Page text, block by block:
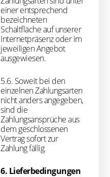
einer entsprechend
bezeichneten
Schaltfläche auf unserer
Internetpräsenz oder im
jeweiligen Angebot
ausgewiesen.
5.6. Soweit bei den
einzelnen Zahlungsarten
nicht anders angegeben,
sind die
Zahlungsansprüche aus
dem geschlossenen
Vertrag sofort zur
Zahlung fällig.
6. Lieferbedingungen